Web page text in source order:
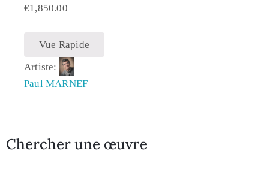
€1,850.00
Vue Rapide
Artiste:
Paul MARNEF
Chercher une œuvre